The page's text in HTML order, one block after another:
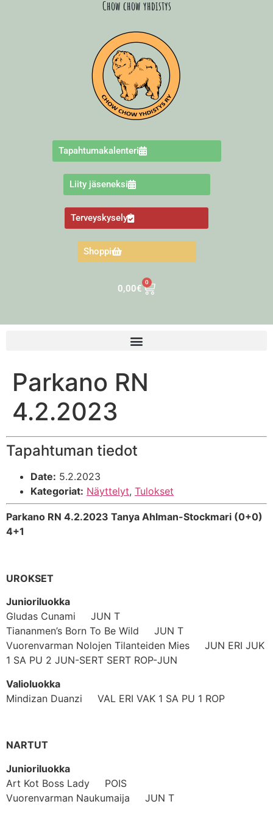
Chow chow yhdistys
Tapahtumakalenteri
Liity jäseneksi
Terveyskysely
Shoppi
0,00€
0
Parkano RN
4.2.2023
Tapahtuman tiedot
Date: 5.2.2023
Kategoriat: Näyttelyt, Tulokset
Parkano RN 4.2.2023 Tanya Ahlman-Stockmari (0+0)
4+1
UROKSET
Junioriluokka
Gludas Cunami JUN T
Tiananmen’s Born To Be Wild JUN T
Vuorenvarman Nolojen Tilanteiden Mies JUN ERI JUK
1 SA PU 2 JUN-SERT SERT ROP-JUN
Valioluokka
Mindizan Duanzi VAL ERI VAK 1 SA PU 1 ROP
NARTUT
Junioriluokka
Art Kot Boss Lady POIS
Vuorenvarman Naukumaija JUN T